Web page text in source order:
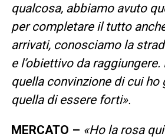
qualcosa, abbiamo avuto
per completare il tutto
arrivati, conosciamo la
e l’obiettivo da
quella convinzione di cui ho
quella di essere forti».
MERCATO – «Ho la rosa